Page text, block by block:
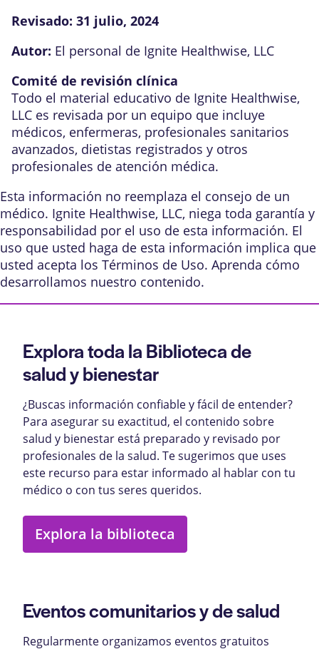
Revisado: 31 julio, 2024
Autor: El personal de Ignite Healthwise, LLC
Comité de revisión clínica
Todo el material educativo de Ignite Healthwise,
LLC es revisada por un equipo que incluye
médicos, enfermeras, profesionales sanitarios
avanzados, dietistas registrados y otros
profesionales de atención médica.
Esta información no reemplaza el consejo de un
médico. Ignite Healthwise, LLC, niega toda garantía y
responsabilidad por el uso de esta información. El
uso que usted haga de esta información implica que
usted acepta los Términos de Uso. Aprenda cómo
desarrollamos nuestro contenido.
Explora toda la Biblioteca de
salud y bienestar
¿Buscas información confiable y fácil de entender?
Para asegurar su exactitud, el contenido sobre
salud y bienestar está preparado y revisado por
profesionales de la salud. Te sugerimos que uses
este recurso para estar informado al hablar con tu
médico o con tus seres queridos.
Explora la biblioteca
Eventos comunitarios y de salud
Regularmente organizamos eventos gratuitos